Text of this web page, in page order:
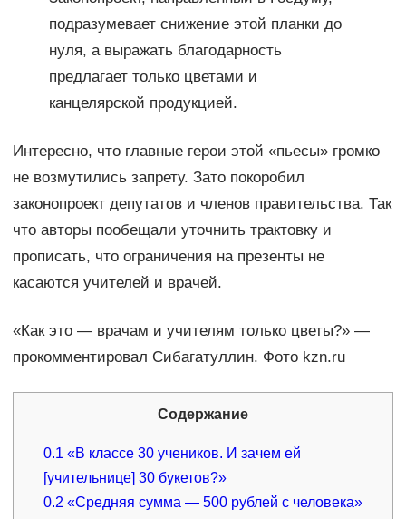
подразумевает снижение этой планки до
нуля, а выражать благодарность
предлагает только цветами и
канцелярской продукцией.
Интересно, что главные герои этой «пьесы» громко
не возмутились запрету. Зато покоробил
законопроект депутатов и членов правительства. Так
что авторы пообещали уточнить трактовку и
прописать, что ограничения на презенты не
касаются учителей и врачей.
«Как это — врачам и учителям только цветы?» —
прокомментировал Сибагатуллин. Фото kzn.ru
Содержание
0.1 «В классе 30 учеников. И зачем ей
[учительнице] 30 букетов?»
0.2 «Средняя сумма — 500 рублей с человека»